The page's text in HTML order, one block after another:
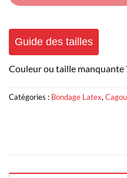
Guide des tailles
Couleur ou taille manquante
Catégories : Bondage Latex,